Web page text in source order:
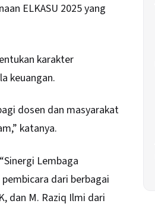
ELKASU 2025 yang
karakter
keuangan.
dosen dan masyarakat
katanya.
Lembaga
dari berbagai
dan M. Raziq Ilmi dari